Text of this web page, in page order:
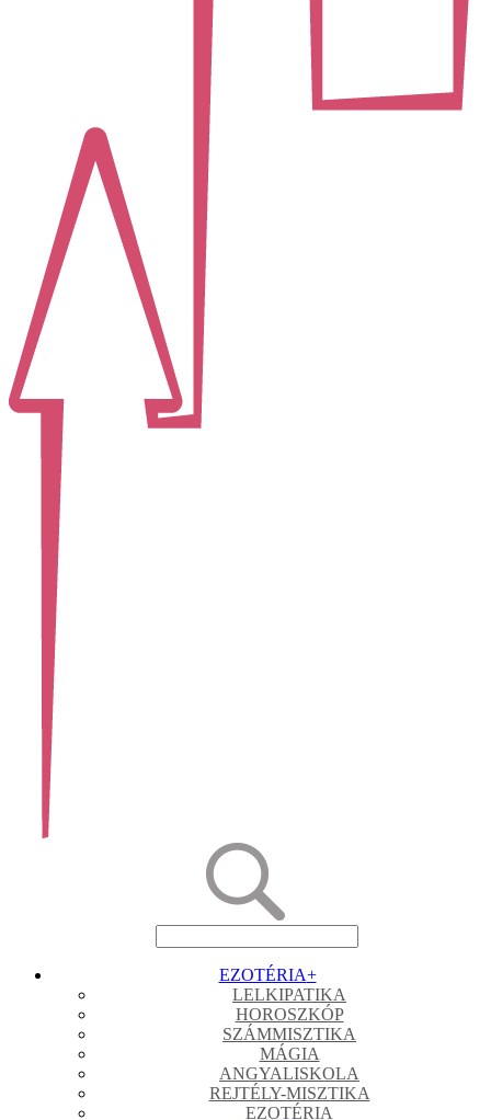
EZOTÉRIA+
LELKIPATIKA
HOROSZKÓP
SZÁMMISZTIKA
MÁGIA
ANGYALISKOLA
REJTÉLY-MISZTIKA
EZOTÉRIA